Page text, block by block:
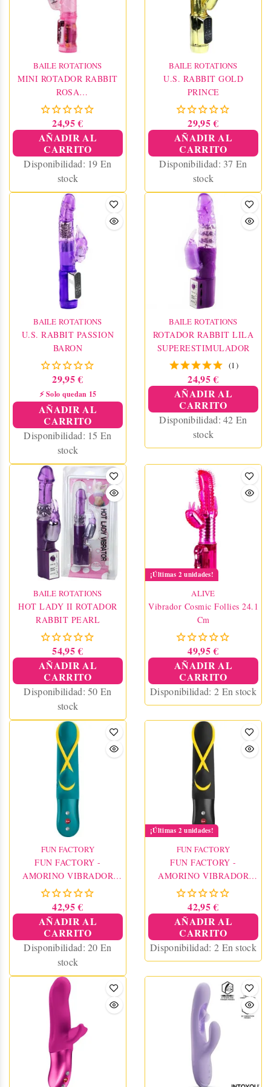
BAILE ROTATIONS
MINI ROTADOR RABBIT
ROSA
SUPERESTIMULADOR
24,95 €
AÑADIR AL
CARRITO
Disponibilidad: 19 En
stock
BAILE ROTATIONS
U.S. RABBIT GOLD
PRINCE
29,95 €
AÑADIR AL
CARRITO
Disponibilidad: 37 En
stock
BAILE ROTATIONS
U.S. RABBIT PASSION
BARON
29,95 €
⚡ Solo quedan 15
AÑADIR AL
CARRITO
Disponibilidad: 15 En
stock
BAILE ROTATIONS
ROTADOR RABBIT LILA
SUPERESTIMULADOR
(1)
24,95 €
AÑADIR AL
CARRITO
Disponibilidad:42 En
stock
BAILE ROTATIONS
HOT LADY II ROTADOR
RABBIT PEARL
54,95 €
AÑADIR AL
CARRITO
Disponibilidad:50 En
stock
¡Últimas 2 unidades!
ALIVE
Vibrador Cosmic Follies 24.1
Cm
49,95 €
AÑADIR AL
CARRITO
Disponibilidad: 2 En stock
FUN FACTORY
FUN FACTORY -
AMORINO VIBRADOR
CONEJO AGUAMARINA
42,95 €
AÑADIR AL
CARRITO
Disponibilidad:20 En
stock
¡Últimas 2 unidades!
FUN FACTORY
FUN FACTORY -
AMORINO VIBRADOR
CONEJO NEGRO
42,95 €
AÑADIR AL
CARRITO
Disponibilidad: 2 En stock